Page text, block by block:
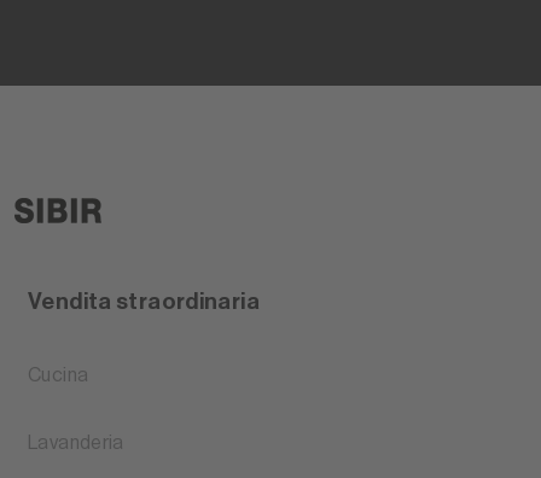
Vendita straordinaria
Cucina
Lavanderia